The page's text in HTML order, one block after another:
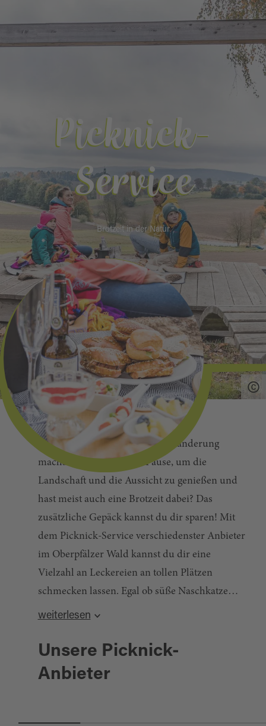
Picknick-
Service
Brotzeit in der Natur
Bei einer Radltour oder einer Wanderung
machst du gerne einmal Pause, um die
Landschaft und die Aussicht zu genießen und
hast meist auch eine Brotzeit dabei? Das
zusätzliche Gepäck kannst du dir sparen! Mit
dem Picknick-Service verschiedenster Anbieter
im Oberpfälzer Wald kannst du dir eine
Vielzahl an Leckereien an tollen Plätzen
schmecken lassen. Egal ob süße Naschkatze
oder Fan von deftig bayerischen Schmankerl -
weiterlesen
Unsere Picknick-
Anbieter
PICKNICK-SERVICE IN